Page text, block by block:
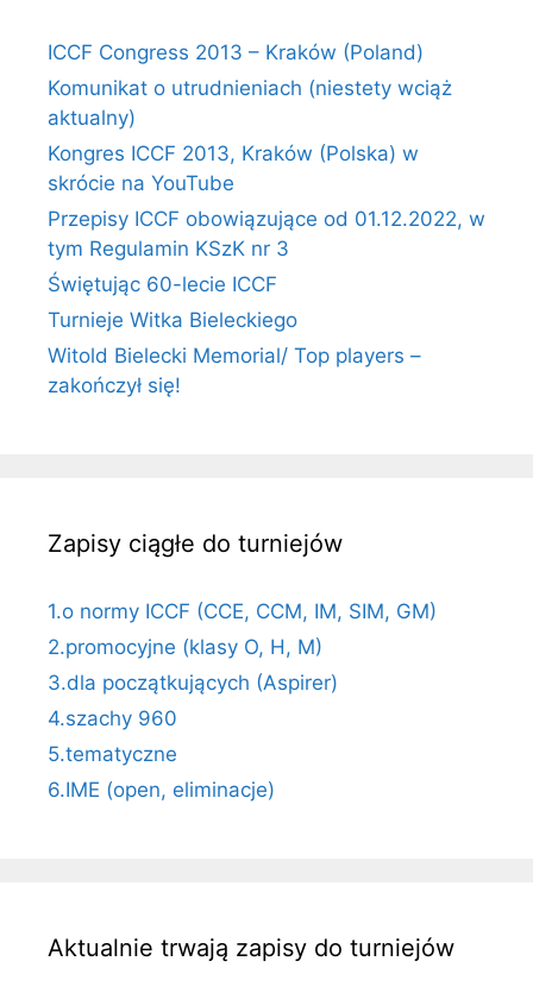
ICCF Congress 2013 – Kraków (Poland)
Komunikat o utrudnieniach (niestety wciąż
aktualny)
Kongres ICCF 2013, Kraków (Polska) w
skrócie na YouTube
Przepisy ICCF obowiązujące od 01.12.2022, w
tym Regulamin KSzK nr 3
Świętując 60-lecie ICCF
Turnieje Witka Bieleckiego
Witold Bielecki Memorial/ Top players –
zakończył się!
Zapisy ciągłe do turniejów
1.o normy ICCF (CCE, CCM, IM, SIM, GM)
2.promocyjne (klasy O, H, M)
3.dla początkujących (Aspirer)
4.szachy 960
5.tematyczne
6.IME (open, eliminacje)
Aktualnie trwają zapisy do turniejów